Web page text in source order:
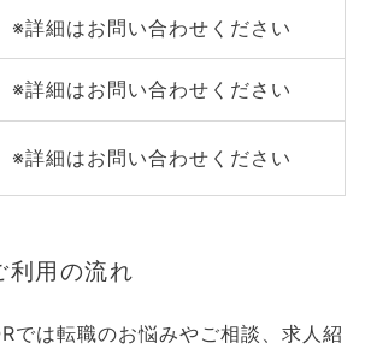
※詳細はお問い合わせください
※詳細はお問い合わせください
※詳細はお問い合わせください
利用の流れ
では転職のお悩みやご相談、求人紹